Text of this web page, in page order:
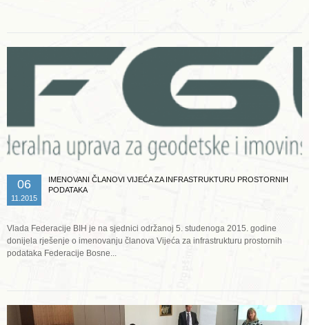
06
11.2015
IMENOVANI ČLANOVI VIJEĆA ZA INFRASTRUKTURU PROSTORNIH
PODATAKA
Vlada Federacije BIH je na sjednici održanoj 5. studenoga 2015. godine
donijela rješenje o imenovanju članova Vijeća za infrastrukturu prostornih
podataka Federacije Bosne...